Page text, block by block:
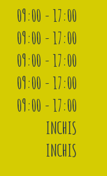
09:00 - 17:00
09:00 - 17:00
09:00 - 17:00
09:00 - 17:00
09:00 - 17:00
INCHIS
INCHIS